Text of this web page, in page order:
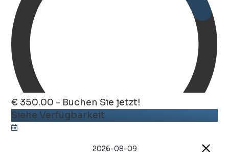
€ 350.00 - Buchen Sie jetzt!
Siehe Verfügbarkeit
2026-08-09